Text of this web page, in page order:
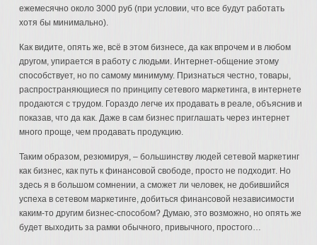
ежемесячно около 3000 руб (при условии, что все будут работать
хотя бы минимально).
Как видите, опять же, всё в этом бизнесе, да как впрочем и в любом
другом, упирается в работу с людьми. Интернет-общение этому
способствует, но по самому минимуму. Признаться честно, товары,
распространяющиеся по принципу сетевого маркетинга, в интернете
продаются с трудом. Гораздо легче их продавать в реале, объяснив и
показав, что да как. Даже в сам бизнес приглашать через интернет
много проще, чем продавать продукцию.
Таким образом, резюмируя, – большинству людей сетевой маркетинг
как бизнес, как путь к финансовой свободе, просто не подходит. Но
здесь я в большом сомнении, а сможет ли человек, не добившийся
успеха в сетевом маркетинге, добиться финансовой независимости
каким-то другим бизнес-способом? Думаю, это возможно, но опять же
будет выходить за рамки обычного, привычного, простого…